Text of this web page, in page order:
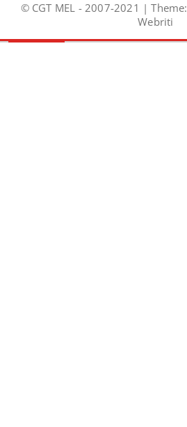
© CGT MEL - 2007-2021 | Theme:
Webriti